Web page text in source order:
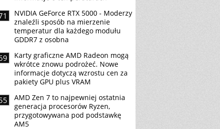
NVIDIA GeForce RTX 5000 - Moderzy
znaleźli sposób na mierzenie
temperatur dla każdego modułu
GDDR7 z osobna
Karty graficzne AMD Radeon mogą
wkrótce znowu podrożeć. Nowe
informacje dotyczą wzrostu cen za
pakiety GPU plus VRAM
AMD Zen 7 to najpewniej ostatnia
generacja procesorów Ryzen,
przygotowywana pod podstawkę
AM5